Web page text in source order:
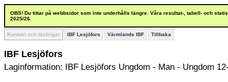
OBS! Du tittar på webbsidor som inte underhålls längre. Våra resultat-, tabell- och
2025/26.
Kontakt och tävlingar IBF Lesjöfors Värmlands IBF Tillbaka
IBF Lesjöfors
Laginformation: IBF Lesjöfors Ungdom - Man - Ungdom